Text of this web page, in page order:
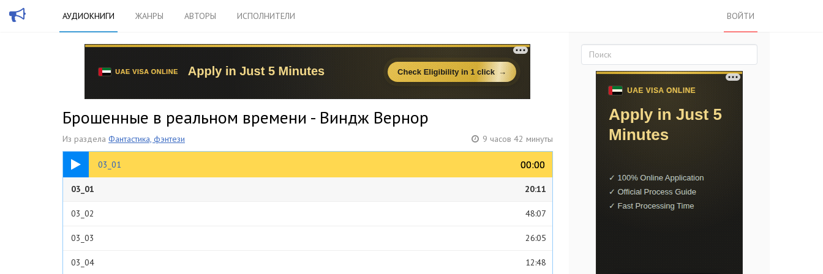
АУДИОКНИГИ ЖАНРЫ АВТОРЫ ИСПОЛНИТЕЛИ ВОЙТИ
Брошенные в реальном времени - Виндж Вернор
Из раздела Фантастика, фэнтези 9 часов 42 минуты
03_01 00:00
00:00
20:11
03_01 20:11
03_02 48:07
03_03 26:05
03_04 12:48